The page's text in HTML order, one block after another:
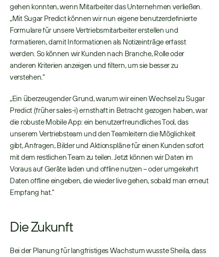
gehen konnten, wenn Mitarbeiter das Unternehmen verließen.
„Mit Sugar Predict können wir nun eigene benutzerdefinierte
Formulare für unsere Vertriebsmitarbeiter erstellen und
formatieren, damit Informationen als Notizeinträge erfasst
werden. So können wir Kunden nach Branche, Rolle oder
anderen Kriterien anzeigen und filtern, um sie besser zu
verstehen.“
„Ein überzeugender Grund, warum wir einen Wechsel zu Sugar
Predict (früher sales-i) ernsthaft in Betracht gezogen haben, war
die robuste Mobile App: ein benutzerfreundliches Tool, das
unserem Vertriebsteam und den Teamleitern die Möglichkeit
gibt, Anfragen, Bilder und Aktionspläne für einen Kunden sofort
mit dem restlichen Team zu teilen. Jetzt können wir Daten im
Voraus auf Geräte laden und offline nutzen – oder umgekehrt
Daten offline eingeben, die wieder live gehen, sobald man erneut
Empfang hat.“
Die Zukunft
Bei der Planung für langfristiges Wachstum wusste Sheila, dass